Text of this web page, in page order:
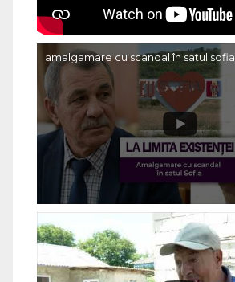
amalgamare cu scandal în satul sofia